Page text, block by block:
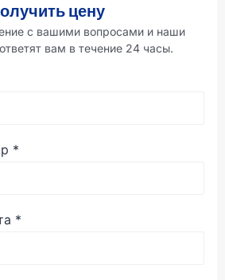
цену
с вашими вопросами и наши
вам в течение 24 часы.
*
*